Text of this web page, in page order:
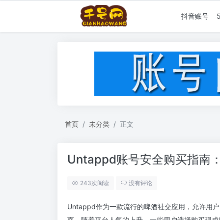
抖音账号
首页 未分类 正文
Untappd账号安全购买指南
243次阅读 没有评论
Untappd作为一款流行的啤酒社交应用，允许用